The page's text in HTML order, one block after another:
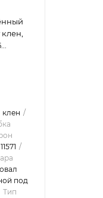
клен
11571
под
Тип